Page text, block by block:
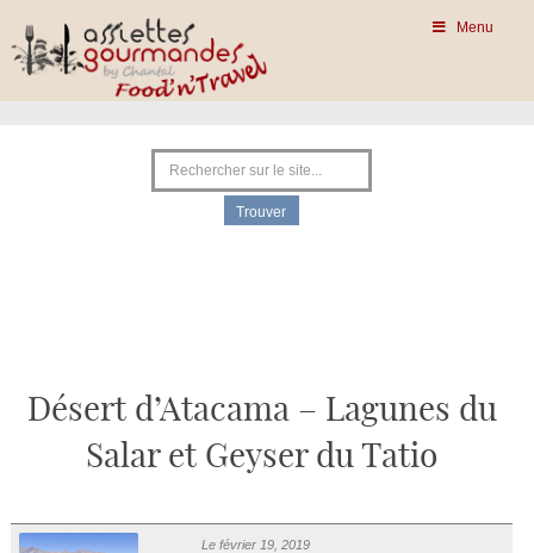
Menu
Désert d’Atacama – Lagunes du
Salar et Geyser du Tatio
Le février 19, 2019